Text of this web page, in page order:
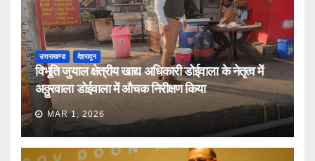
उत्तराखण्ड देहरादून
विभूति जुयाल क्षेत्रीय खाद्य अधिकारी डोईवाला के नेतृत्व में
अठ्ठुरवाला डोईवाला में औचक निरीक्षण किया
MAR 1, 2026